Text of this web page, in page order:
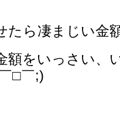
たら凄まじい金
額をいっさい、
□￣;)